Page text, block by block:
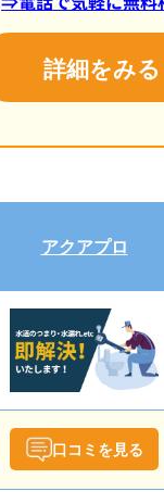
詳細をみる
アクアプロ
口コミを見る